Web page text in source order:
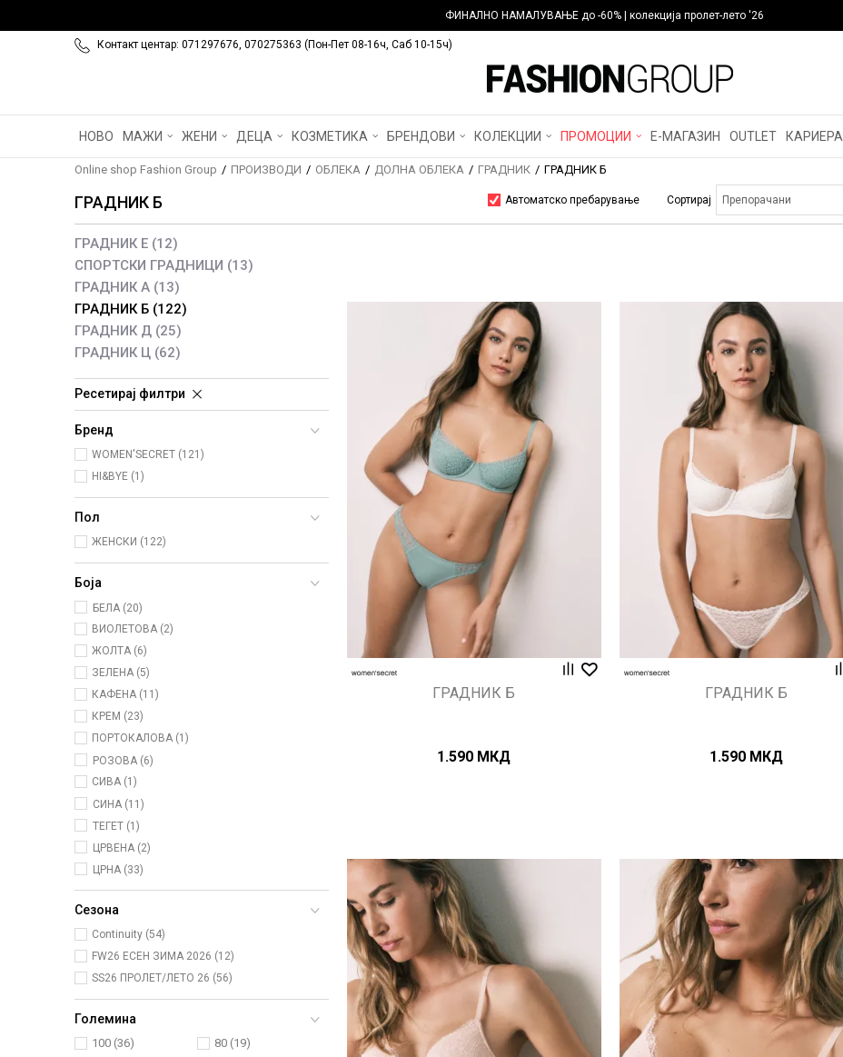
ФИНАЛНО НАМАЛУВАЊЕ до -60% | колекција пролет-лето '26
Контакт центар: 071297676, 070275363 (Пон-Пет 08-16ч, Саб 10-15ч)
НОВО МАЖИ ЖЕНИ ДЕЦА КОЗМЕТИКА БРЕНДОВИ КОЛЕКЦИИ ПРОМОЦИИ Е-МАГАЗИН OUTLET КАРИЕРА
Online shop Fashion Group ПРОИЗВОДИ ОБЛЕКА ДОЛНА ОБЛЕКА ГРАДНИК ГРАДНИК Б
ГРАДНИК Б Автоматско пребарување Сортирај
ГРАДНИК Е (12)
СПОРТСКИ ГРАДНИЦИ (13)
ГРАДНИК А (13)
ГРАДНИК Б (122)
ГРАДНИК Д (25)
ГРАДНИК Ц (62)
Ресетирај филтри
Бренд
WOMEN'SECRET (121)
HI&BYE (1)
Пол
ЖЕНСКИ (122)
Боја
БЕЛА (20)
ВИОЛЕТОВА (2)
ЖОЛТА (6)
ЗЕЛЕНА (5)
КАФЕНА (11)
КРЕМ (23)
ПОРТОКАЛОВА (1)
РОЗОВА (6)
СИВА (1)
СИНА (11)
ТЕГЕТ (1)
ЦРВЕНА (2)
ЦРНА (33)
Сезона
Continuity (54)
FW26 ЕСЕН ЗИМА 2026 (12)
SS26 ПРОЛЕТ/ЛЕТО 26 (56)
Големина
100 (36) 80 (19)
Uporedi
ГРАДНИК Б
1.590 МКД
Uporedi
ГРАДНИК Б
1.590 МКД
Uporedi